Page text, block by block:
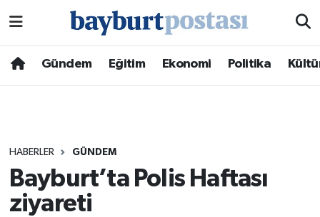
Gündem Eğitim Ekonomi Politika
HABERLER GÜNDEM
Bayburt’ta Polis Haftası
ziyareti
Hava Durumu
Süper Lig Puan Durumu ve Fikstür